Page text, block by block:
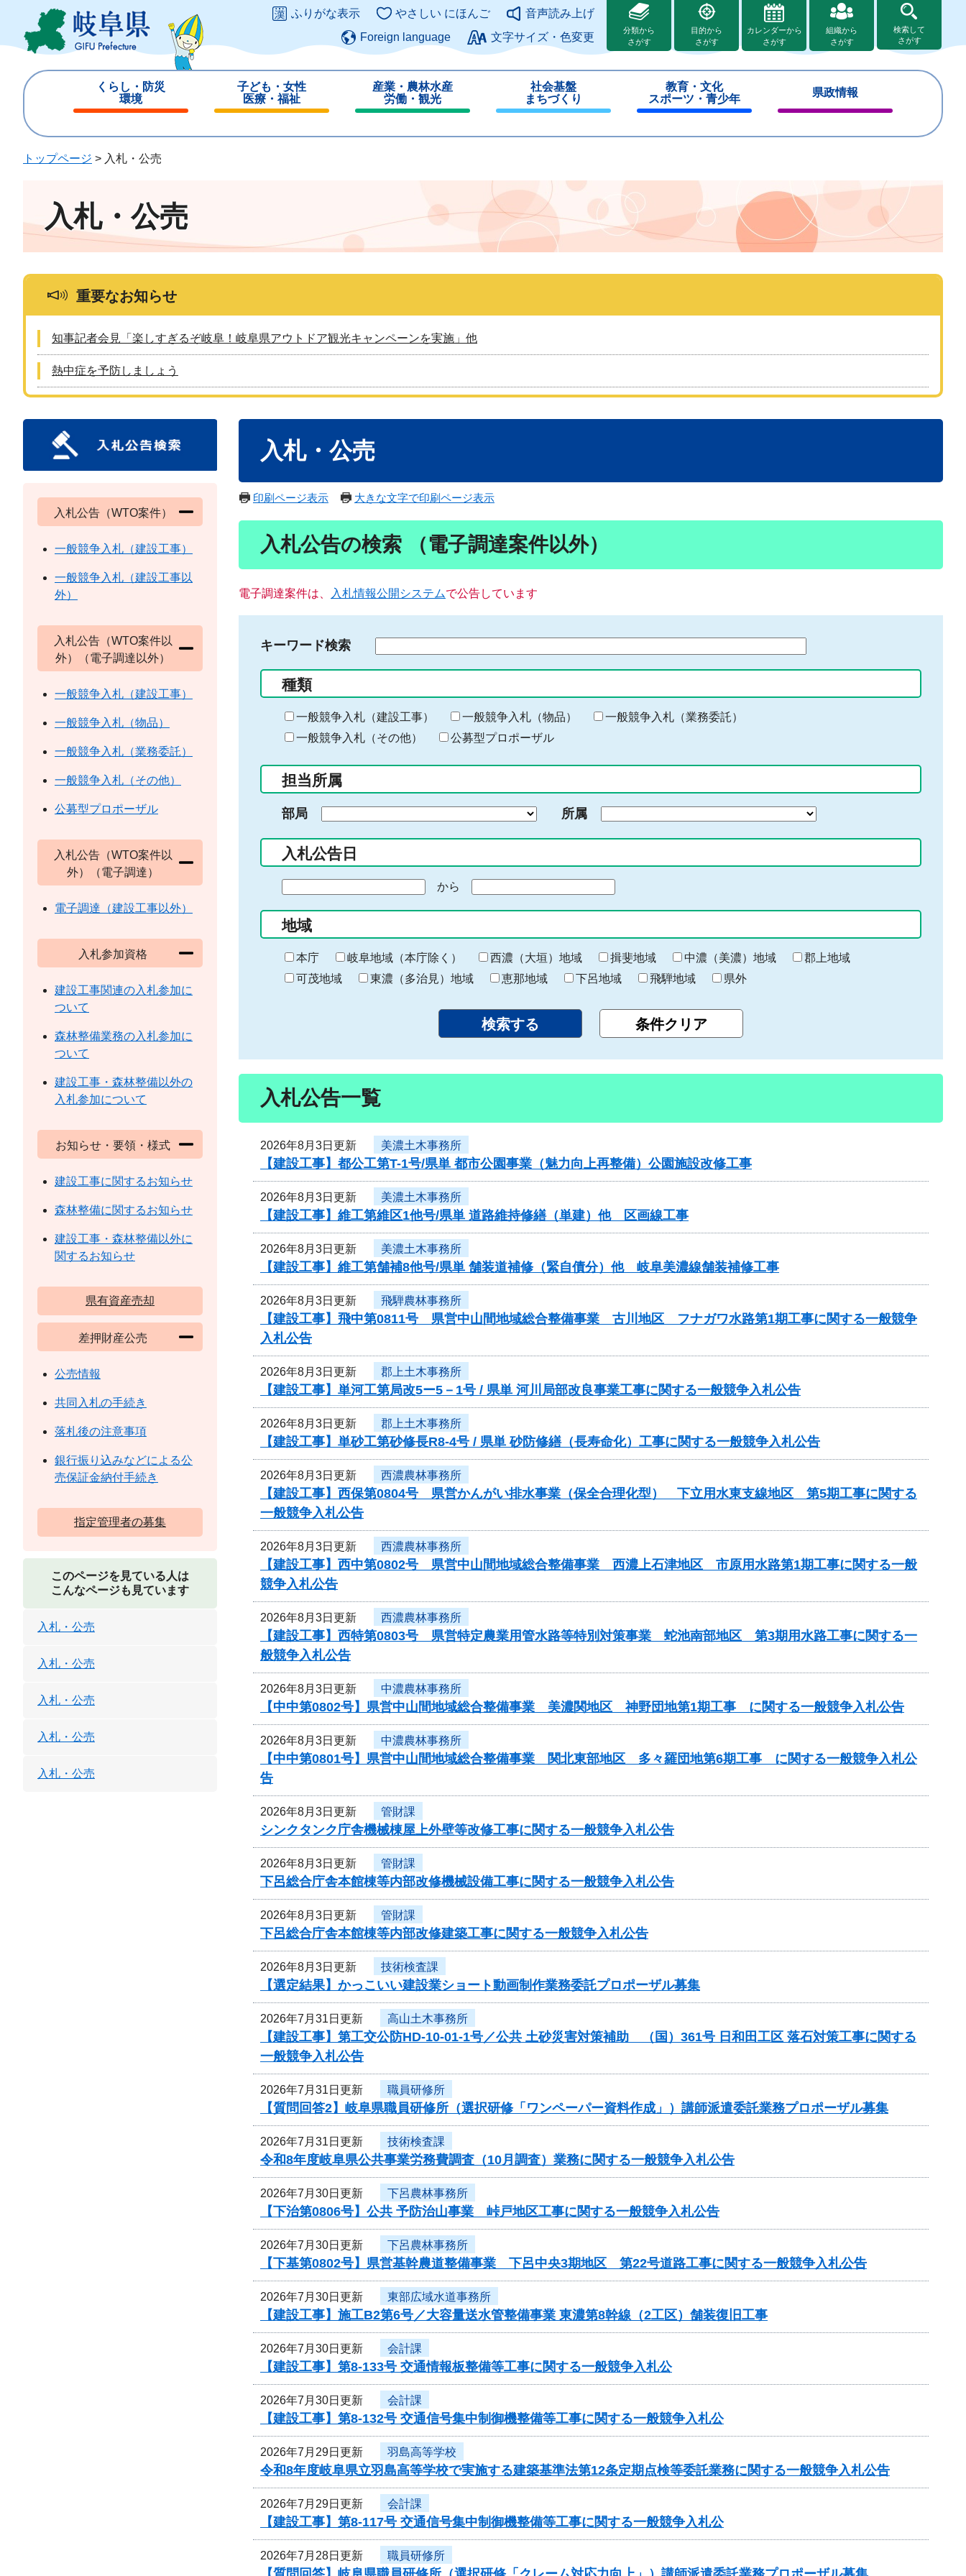
ジ
ュ
このページの本文へ
ふりがな表示 やさしい にほんご
音声読み上げ
Foreign language
文字サイズ・色変更
分類から
さがす
目的から
さがす
カレンダーから
さがす
組織から
さがす
検索して
さがす
くらし・防災
環境
じ
子ども・女性
医療・福祉
じ
産業・農林水産
労働・観光
じ
社会基盤
まちづくり
じ
教育・文化
スポーツ・青少年
じ
県政情報
じ
トップページ > 入札・公売
入札・公売
重要なお知らせ
知事記者会見「楽しすぎるぞ岐阜！岐阜県アウトドア観光キャンペーンを実施」他
熱中症を予防しましょう
入札・公売
印刷ページ表示 大きな文字で印刷ページ表示
入札公告の検索 （電子調達案件以外）
電子調達案件は、 入札情報公開システムで公告しています
キーワード検索
る
キ
ー
ー
入
力
種類
一般競争入札（建設工事） 一般競争入札（物品）
一般競争入札（業務委託）
一般競争入札（その他）
公募型プロポーザル
担当所属
部局 所属
入札公告日
の
始
ま
り
から
終
わ
り
地域
本庁 岐阜地域（本庁除く） 西濃（大垣）地域 揖斐地域 中濃（美濃）地域
郡上地域
可茂地域
東濃（多治見）地域 恵那地域 下呂地域 飛騨地域 県外
入札公告一覧
2026年8月3日更新 美濃土木事務所
【建設工事】都公工第T-1号/県単 都市公園事業（魅力向上再整備）公園施設改修工事
2026年8月3日更新 美濃土木事務所
【建設工事】維工第維区1他号/県単 道路維持修繕（単建）他 区画線工事
2026年8月3日更新 美濃土木事務所
【建設工事】維工第舗補8他号/県単 舗装道補修（緊自債分）他 岐阜美濃線舗装補修工事
2026年8月3日更新 飛騨農林事務所
【建設工事】飛中第0811号 県営中山間地域総合整備事業 古川地区 フナガワ水路第1期工事に関する一般競争
入札公告
2026年8月3日更新 郡上土木事務所
【建設工事】単河工第局改5ー5－1号 / 県単 河川局部改良事業工事に関する一般競争入札公告
2026年8月3日更新 郡上土木事務所
【建設工事】単砂工第砂修長R8-4号 / 県単 砂防修繕（長寿命化）工事に関する一般競争入札公告
2026年8月3日更新 西濃農林事務所
【建設工事】西保第0804号 県営かんがい排水事業（保全合理化型） 下立用水東支線地区 第5期工事に関する
一般競争入札公告
2026年8月3日更新 西濃農林事務所
【建設工事】西中第0802号 県営中山間地域総合整備事業 西濃上石津地区 市原用水路第1期工事に関する一般
競争入札公告
2026年8月3日更新 西濃農林事務所
【建設工事】西特第0803号 県営特定農業用管水路等特別対策事業 蛇池南部地区 第3期用水路工事に関する一
般競争入札公告
2026年8月3日更新 中濃農林事務所
【中中第0802号】県営中山間地域総合整備事業 美濃関地区 神野団地第1期工事 に関する一般競争入札公告
2026年8月3日更新 中濃農林事務所
【中中第0801号】県営中山間地域総合整備事業 関北東部地区 多々羅団地第6期工事 に関する一般競争入札公
告
2026年8月3日更新 管財課
シンクタンク庁舎機械棟屋上外壁等改修工事に関する一般競争入札公告
2026年8月3日更新 管財課
下呂総合庁舎本館棟等内部改修機械設備工事に関する一般競争入札公告
2026年8月3日更新 管財課
下呂総合庁舎本館棟等内部改修建築工事に関する一般競争入札公告
2026年8月3日更新 技術検査課
【選定結果】かっこいい建設業ショート動画制作業務委託プロポーザル募集
2026年7月31日更新 高山土木事務所
【建設工事】第工交公防HD-10-01-1号／公共 土砂災害対策補助 （国）361号 日和田工区 落石対策工事に関する
一般競争入札公告
2026年7月31日更新 職員研修所
【質問回答2】岐阜県職員研修所（選択研修「ワンペーパー資料作成」）講師派遣委託業務プロポーザル募集
2026年7月31日更新 技術検査課
令和8年度岐阜県公共事業労務費調査（10月調査）業務に関する一般競争入札公告
2026年7月30日更新 下呂農林事務所
【下治第0806号】公共 予防治山事業 峠戸地区工事に関する一般競争入札公告
2026年7月30日更新 下呂農林事務所
【下基第0802号】県営基幹農道整備事業 下呂中央3期地区 第22号道路工事に関する一般競争入札公告
2026年7月30日更新 東部広域水道事務所
【建設工事】施工B2第6号／大容量送水管整備事業 東濃第8幹線（2工区）舗装復旧工事
2026年7月30日更新 会計課
【建設工事】第8-133号 交通情報板整備等工事に関する一般競争入札公
2026年7月30日更新 会計課
【建設工事】第8-132号 交通信号集中制御機整備等工事に関する一般競争入札公
2026年7月29日更新 羽島高等学校
令和8年度岐阜県立羽島高等学校で実施する建築基準法第12条定期点検等委託業務に関する一般競争入札公告
2026年7月29日更新 会計課
【建設工事】第8-117号 交通信号集中制御機整備等工事に関する一般競争入札公
2026年7月28日更新 職員研修所
入札公告（WTO案件）
一般競争入札（建設工事）
一般競争入札（建設工事以
外）
入札公告（WTO案件以
外）（電子調達以外）
一般競争入札（建設工事）
一般競争入札（物品）
一般競争入札（業務委託）
一般競争入札（その他）
公募型プロポーザル
入札公告（WTO案件以
外）（電子調達）
電子調達（建設工事以外）
入札参加資格
建設工事関連の入札参加に
ついて
森林整備業務の入札参加に
ついて
建設工事・森林整備以外の
入札参加について
お知らせ・要領・様式
建設工事に関するお知らせ
森林整備に関するお知らせ
建設工事・森林整備以外に
関するお知らせ
県有資産売却
差押財産公売
公売情報
共同入札の手続き
落札後の注意事項
銀行振り込みなどによる公
売保証金納付手続き
指定管理者の募集
このページを見ている人は
こんなページも見ています
入札・公売
入札・公売
入札・公売
入札・公売
入札・公売